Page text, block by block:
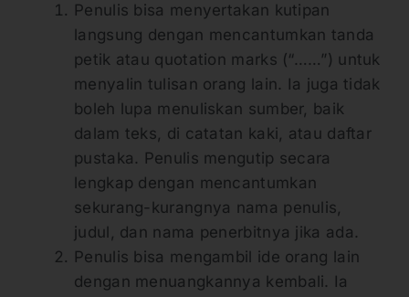
Penulis bisa menyertakan kutipan
langsung dengan mencantumkan tanda
petik atau quotation marks (“……”) untuk
menyalin tulisan orang lain. Ia juga tidak
boleh lupa menuliskan sumber, baik
dalam teks, di catatan kaki, atau daftar
pustaka. Penulis mengutip secara
lengkap dengan mencantumkan
sekurang-kurangnya nama penulis,
judul, dan nama penerbitnya jika ada.
Penulis bisa mengambil ide orang lain
dengan menuangkannya kembali. Ia